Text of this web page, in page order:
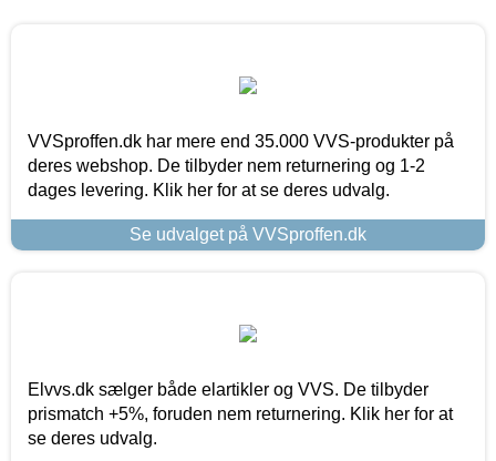
VVSproffen.dk har mere end 35.000 VVS-produkter på
deres webshop. De tilbyder nem returnering og 1-2
dages levering. Klik her for at se deres udvalg.
Se udvalget på VVSproffen.dk
Elvvs.dk sælger både elartikler og VVS. De tilbyder
prismatch +5%, foruden nem returnering. Klik her for at
se deres udvalg.